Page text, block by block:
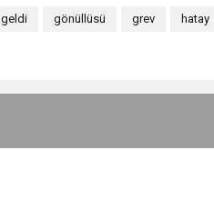
geldi gönüllüsü grev hatay